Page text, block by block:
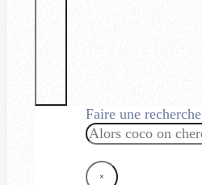
Faire une recherche
Rechercher
×